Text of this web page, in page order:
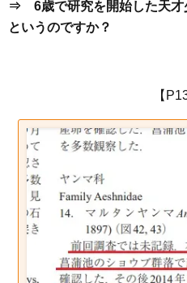
⇒ 6歳で研究を開始した天才
というのですか？
【